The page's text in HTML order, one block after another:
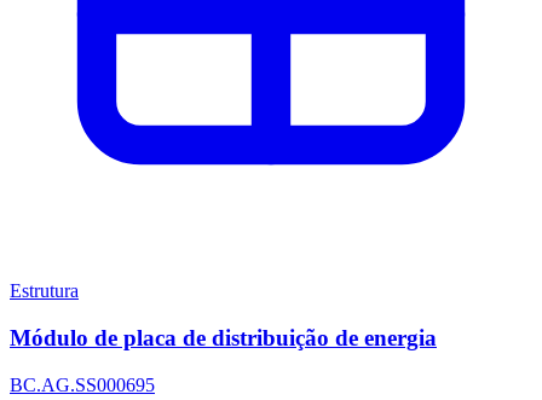
Estrutura
Módulo de placa de distribuição de energia
BC.AG.SS000695